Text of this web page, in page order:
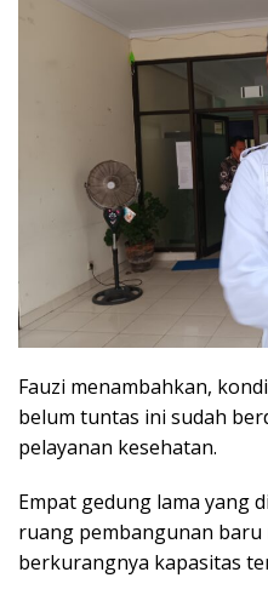
Fauzi menambahkan,
belum tuntas ini sudah
pelayanan kesehatan.
Empat gedung lama yang
ruang pembangunan baru
berkurangnya kapasitas